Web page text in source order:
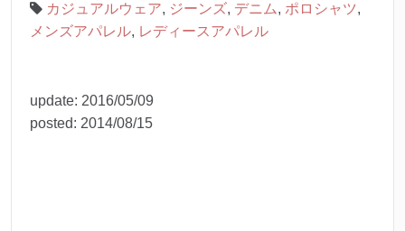
カジュアルウェア, ジーンズ, デニム, ポロシャツ,
メンズアパレル, レディースアパレル
update: 2016/05/09
posted: 2014/08/15